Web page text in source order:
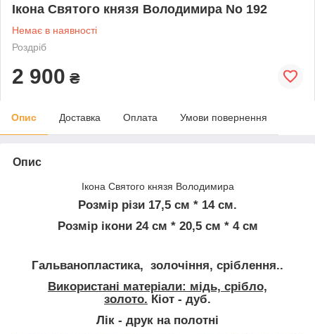
Ікона Святого князя Володимира No 192
Немає в наявності
Роздріб
2 900 ₴
Опис Доставка Оплата Умови повернення
Опис
Ікона Святого князя Володимира
Розмір різи 17,5 см * 14 см.
Розмір ікони 24 см * 20,5 см * 4 см
Гальванопластика, золочіння, сріблення..
Використані матеріали: мідь, срібло,
золото. Кіот - дуб.
Лік - друк на полотні